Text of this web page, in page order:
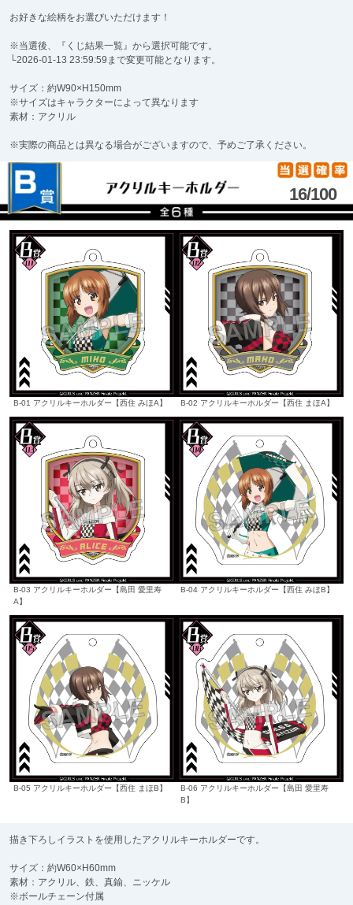
お好きな絵柄をお選びいただけます！
※当選後、『くじ結果一覧』から選択可能です。
└2026-01-13 23:59:59まで変更可能となります。
サイズ：約W90×H150mm
※サイズはキャラクターによって異なります
素材：アクリル
※実際の商品とは異なる場合がございますので、予めご了承ください。
16/100
B-01 アクリルキーホルダー【西住 みほA】 B-02 アクリルキーホルダー【西住 まほA】
B-03 アクリルキーホルダー【島田 愛里寿
A】
B-04 アクリルキーホルダー【西住 みほB】
B-05 アクリルキーホルダー【西住 まほB】
B-06 アクリルキーホルダー【島田 愛里寿
B】
描き下ろしイラストを使用したアクリルキーホルダーです。
サイズ：約W60×H60mm
素材：アクリル、鉄、真鍮、ニッケル
※ボールチェーン付属